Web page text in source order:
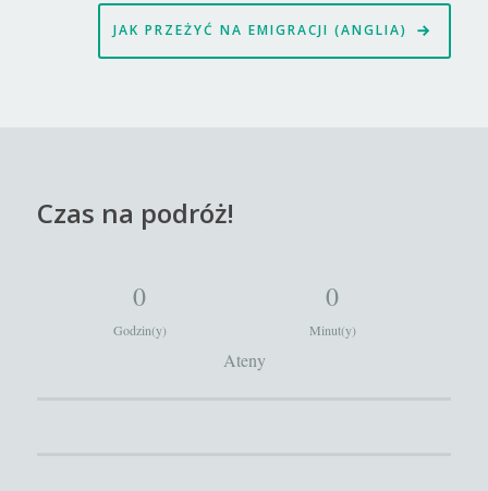
JAK PRZEŻYĆ NA EMIGRACJI (ANGLIA)
Czas na podróż!
0
Godzin(y)
0
Minut(y)
Ateny